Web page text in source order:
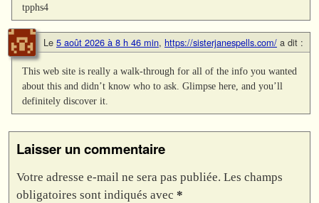
tpphs4
Le 5 août 2026 à 8 h 46 min, https://sisterjanespells.com/ a dit :
This web site is really a walk-through for all of the info you wanted
about this and didn’t know who to ask. Glimpse here, and you’ll
definitely discover it.
Laisser un commentaire
Votre adresse e-mail ne sera pas publiée. Les champs
obligatoires sont indiqués avec *